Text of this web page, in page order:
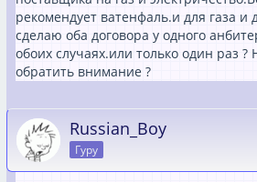
рекомендует ватенфаль.и для газа и
сделаю оба договора у одного
обоих случаях.или только один раз ?
обратить внимание ?
Russian_Boy
Гуру